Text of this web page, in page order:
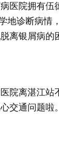
医院拥有
地诊断病情
离银屑病的
院离湛江
交通问题啦。